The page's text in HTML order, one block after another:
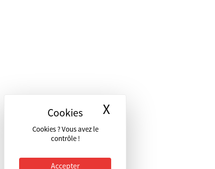
Cookies ? Vous avez le
contrôle !
Accepter
X